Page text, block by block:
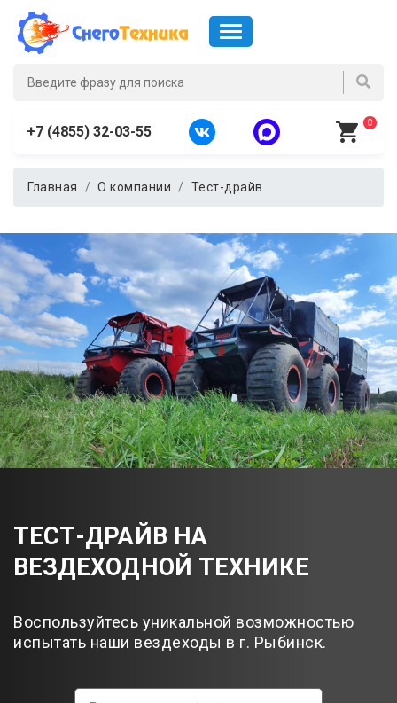
+7 (4855) 32-03-55
0
Главная О компании Тест-драйв
ТЕСТ-ДРАЙВ НА
ВЕЗДЕХОДНОЙ ТЕХНИКЕ
Воспользуйтесь уникальной возможностью
испытать наши вездеходы в г. Рыбинск.